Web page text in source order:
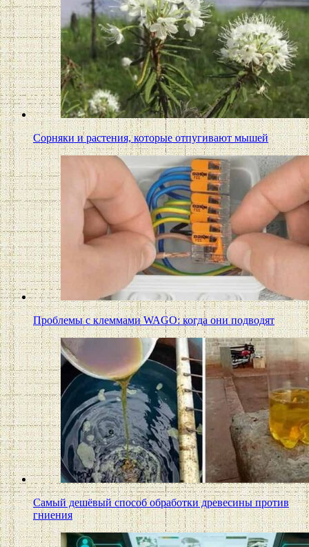
Сорняки и растения, которые отпугивают мышей
Проблемы с клеммами WAGO: когда они подводят
Самый дешёвый способ обработки древесины против
гниения